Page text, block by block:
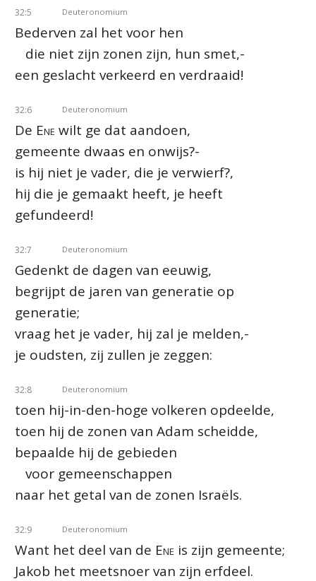
32:5 Deuteronomium
Bederven zal het voor hen
die niet zijn zonen zijn, hun smet,-
een geslacht verkeerd en verdraaid!
32:6 Deuteronomium
De Ene wilt ge dat aandoen,
gemeente dwaas en onwijs?-
is hij niet je vader, die je verwierf?,
hij die je gemaakt heeft, je heeft
gefundeerd!
32:7 Deuteronomium
Gedenkt de dagen van eeuwig,
begrijpt de jaren van generatie op
generatie;
vraag het je vader, hij zal je melden,-
je oudsten, zij zullen je zeggen:
32:8 Deuteronomium
toen hij-in-den-hoge volkeren opdeelde,
toen hij de zonen van Adam scheidde,
bepaalde hij de gebieden
voor gemeenschappen
naar het getal van de zonen Israëls.
32:9 Deuteronomium
Want het deel van de Ene is zijn gemeente;
Jakob het meetsnoer van zijn erfdeel.